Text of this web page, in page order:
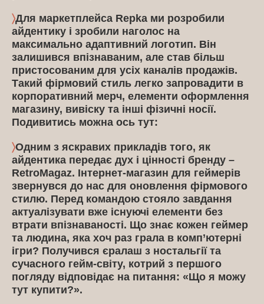
〉Для маркетплейса Repka ми розробили
айдентику і зробили наголос на
максимально адаптивний логотип. Він
залишився впізнаваним, але став більш
пристосованим для усіх каналів продажів.
Такий фірмовий стиль легко запровадити в
корпоративний мерч, елементи оформлення
магазину, вивіску та інші фізичні носії.
Подивитись можна ось тут:
〉Одним з яскравих прикладів того, як
айдентика передає дух і цінності бренду –
RetroMagaz. Інтернет-магазин для геймерів
звернувся до нас для оновлення фірмового
стилю. Перед командою стояло завдання
актуалізувати вже існуючі елементи без
втрати впізнаваності. Що знає кожен геймер
та людина, яка хоч раз грала в комп’ютерні
ігри? Получився єралаш з ностальгії та
сучасного гейм-світу, котрий з першого
погляду відповідає на питання: «Що я можу
тут купити?».